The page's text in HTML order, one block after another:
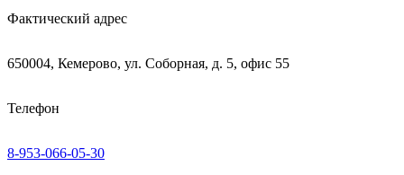
Фактический адрес
650004, Кемерово, ул. Соборная, д. 5, офис 55
Телефон
8-953-066-05-30